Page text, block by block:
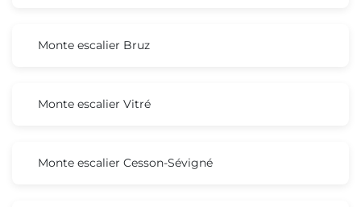
Monte escalier Bruz
Monte escalier Vitré
Monte escalier Cesson-Sévigné